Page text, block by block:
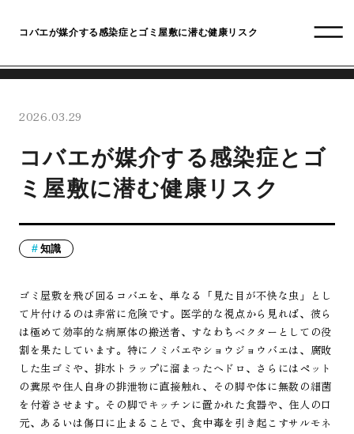
コバエが媒介する感染症とゴミ屋敷に潜む健康リスク
2026.03.29
コバエが媒介する感染症とゴ
ミ屋敷に潜む健康リスク
知識
ゴミ屋敷を飛び回るコバエを、単なる「見た目が不快な虫」とし
て片付けるのは非常に危険です。医学的な視点から見れば、彼ら
は極めて効率的な病原体の搬送者、すなわちベクターとしての役
割を果たしています。特にノミバエやショウジョウバエは、腐敗
した生ゴミや、排水トラップに溜まったヘドロ、さらにはペット
の糞尿や住人自身の排泄物に直接触れ、その脚や体に無数の細菌
を付着させます。その脚でキッチンに置かれた食器や、住人の口
元、あるいは傷口に止まることで、食中毒を引き起こすサルモネ